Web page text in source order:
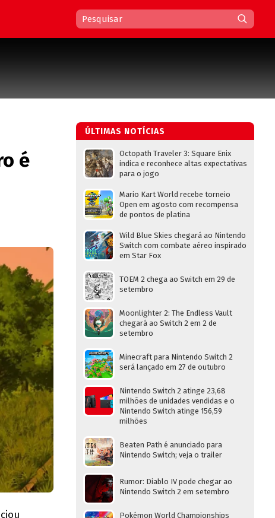
é
ÚLTIMAS NOTÍCIAS
Octopath Traveler 3: Square Enix
indica e reconhece altas expectativas
para o jogo
Mario Kart World recebe torneio
Open em agosto com recompensa
de pontos de platina
Wild Blue Skies chegará ao Nintendo
Switch com combate aéreo inspirado
em Star Fox
TOEM 2 chega ao Switch em 29 de
setembro
Moonlighter 2: The Endless Vault
chegará ao Switch 2 em 2 de
setembro
Minecraft para Nintendo Switch 2
será lançado em 27 de outubro
Nintendo Switch 2 atinge 23,68
milhões de unidades vendidas e o
Nintendo Switch atinge 156,59
milhões
Beaten Path é anunciado para
Nintendo Switch; veja o trailer
Rumor: Diablo IV pode chegar ao
Nintendo Switch 2 em setembro
Pokémon World Championships